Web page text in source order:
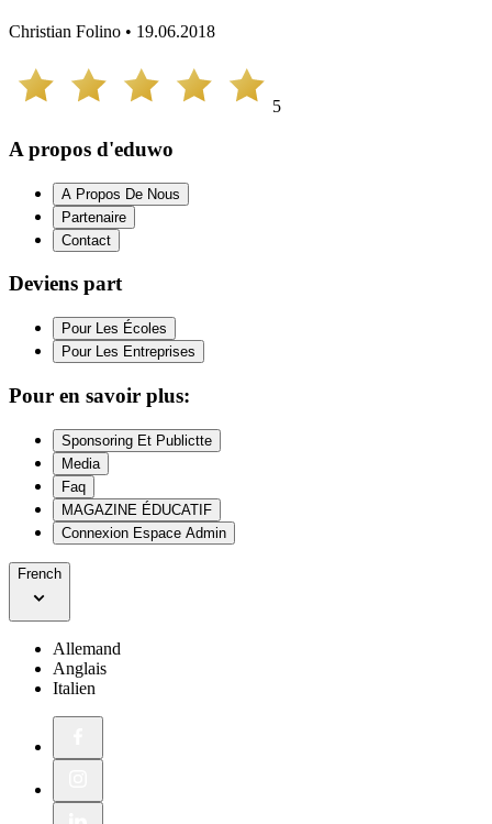
Christian Folino • 19.06.2018
5
A propos d'eduwo
A Propos De Nous
Partenaire
Contact
Deviens part
Pour Les Écoles
Pour Les Entreprises
Pour en savoir plus:
Sponsoring Et Publictte
Media
Faq
MAGAZINE ÉDUCATIF
Connexion Espace Admin
French
Allemand
Anglais
Italien